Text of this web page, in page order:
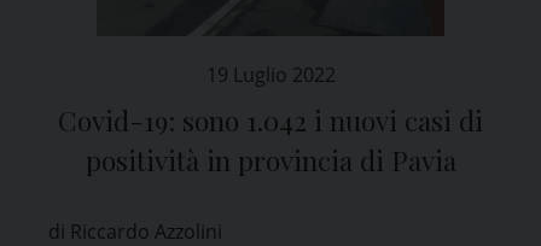
19 Luglio 2022
Covid-19: sono 1.042 i nuovi casi di
positività in provincia di Pavia
di Riccardo Azzolini